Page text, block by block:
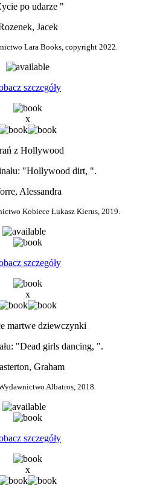
po udarze "
Jacek
Lara Books, copyright 2022.
szczegóły
x
z Hollywood
"Hollywood dirt, ".
Alessandra
Kobiece Łukasz Kierus, 2019.
szczegóły
x
martwe dziewczynki
"Dead girls dancing, ".
Graham
Albatros, 2018.
szczegóły
x